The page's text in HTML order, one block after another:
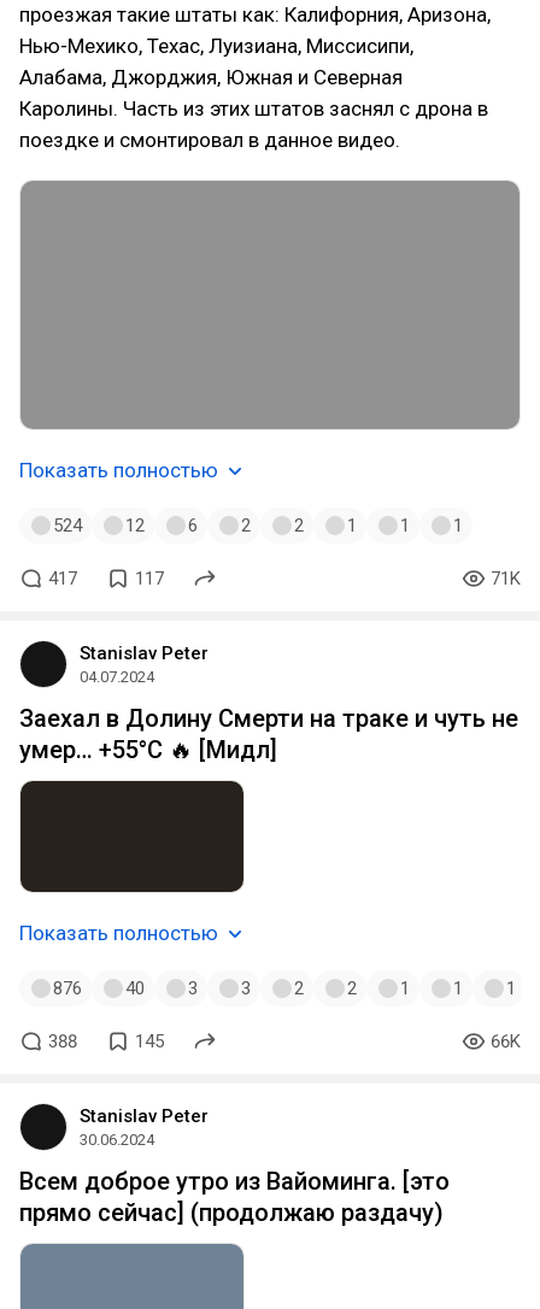
проезжая такие штаты как: Калифорния, Аризона,
Нью-Мехико, Техас, Луизиана, Миссисипи,
Алабама, Джорджия, Южная и Северная
Каролины. Часть из этих штатов заснял с дрона в
поездке и смонтировал в данное видео.
Показать полностью
524 12 6 2 2 1 1 1
417 117 71K
Stanislav Peter
04.07.2024
Заехал в Долину Смерти на траке и чуть не
умер… +55°C 🔥 [Мидл]
Показать полностью
876 40 3 3 2 2 1 1 1
388 145 66K
Stanislav Peter
30.06.2024
Всем доброе утро из Вайоминга. [это
прямо сейчас] (продолжаю раздачу)